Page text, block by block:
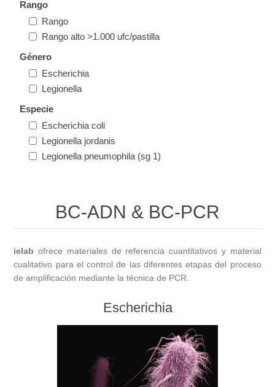
Rango
Rango
Rango alto >1.000 ufc/pastilla
Género
Escherichia
Legionella
Especie
Escherichia coli
Legionella jordanis
Legionella pneumophila (sg 1)
BC-ADN & BC-PCR
ielab ofrece materiales de referencia cuantitativos y material
cualitativo para el control de las diferentes etapas del proceso
de amplificación mediante la técnica de PCR.
Escherichia